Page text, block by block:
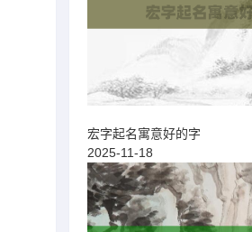
宏字起名寓意好的字
2025-11-18